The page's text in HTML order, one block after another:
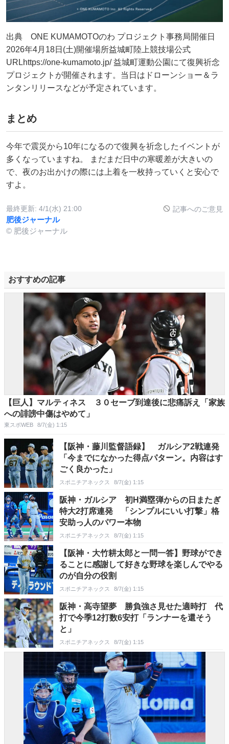
出典 ONE KUMAMOTOのわ プロジェクト事務局開催日
2026年4月18日(土)開催場所益城町陸上競技場公式
URLhttps://one-kumamoto.jp/ 益城町運動公園にて復興祈念
プロジェクトが開催されます。当日はドローンショー＆ラ
ンタンリリースなどが予定されています。
まとめ
今年で震災から10年になるので復興を祈念したイベントが
多くなっていますね。 まだまだ日中の寒暖差が大きいの
で、夜のお出かけの際には上着を一枚持っていくと安心で
すよ。
最終更新: 4/1(水) 21:00 記事へのご意見
肥後ジャーナル
© 肥後ジャーナル
おすすめの記事
【巨人】マルティネス ３０セーブ到達後に悲痛訴え「家族
への誹謗中傷はやめて」
東スポWEB 8/7(金) 1:15
【阪神・藤川監督語録】 ガルシア2戦連発
「今までになかった得点パターン。内容はす
ごく良かった」
スポニチアネックス 8/7(金) 1:15
阪神・ガルシア 初H満塁弾からの日またぎ
特大2打席連発 「シンプルにいい打撃」格
安助っ人のパワー本物
スポニチアネックス 8/7(金) 1:15
【阪神・大竹耕太郎と一問一答】野球ができ
ることに感謝して好きな野球を楽しんでやる
のが自分の役割
スポニチアネックス 8/7(金) 1:15
阪神・高寺望夢 勝負強さ見せた適時打 代
打で今季12打数6安打「ランナーを還そう
と」
スポニチアネックス 8/7(金) 1:15